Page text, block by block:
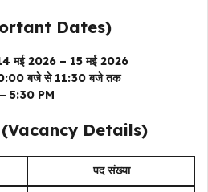
Dates)
मई 2026 – 15 मई 2026
बजे से 11:30 बजे तक
5:30 PM
(Vacancy Details)
पद संख्या